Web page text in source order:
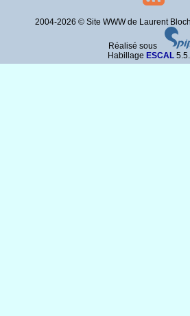
2004-2026 © Site WWW de Laurent
Réalisé sous
Habillage ESCAL